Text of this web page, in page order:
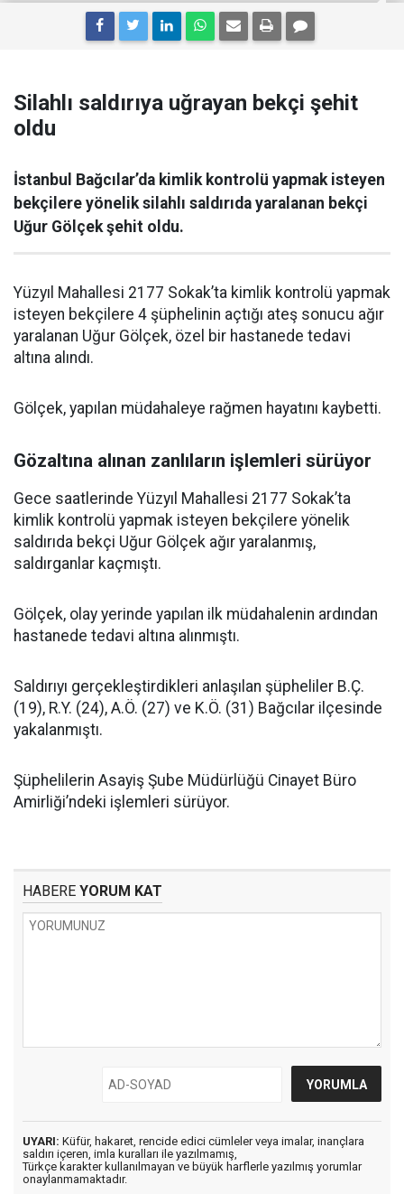
Silahlı saldırıya uğrayan bekçi şehit
oldu
İstanbul Bağcılar’da kimlik kontrolü yapmak isteyen
bekçilere yönelik silahlı saldırıda yaralanan bekçi
Uğur Gölçek şehit oldu.
Yüzyıl Mahallesi 2177 Sokak’ta kimlik kontrolü yapmak
isteyen bekçilere 4 şüphelinin açtığı ateş sonucu ağır
yaralanan Uğur Gölçek, özel bir hastanede tedavi
altına alındı.
Gölçek, yapılan müdahaleye rağmen hayatını kaybetti.
Gözaltına alınan zanlıların işlemleri sürüyor
Gece saatlerinde Yüzyıl Mahallesi 2177 Sokak’ta
kimlik kontrolü yapmak isteyen bekçilere yönelik
saldırıda bekçi Uğur Gölçek ağır yaralanmış,
saldırganlar kaçmıştı.
Gölçek, olay yerinde yapılan ilk müdahalenin ardından
hastanede tedavi altına alınmıştı.
Saldırıyı gerçekleştirdikleri anlaşılan şüpheliler B.Ç.
(19), R.Y. (24), A.Ö. (27) ve K.Ö. (31) Bağcılar ilçesinde
yakalanmıştı.
Şüphelilerin Asayiş Şube Müdürlüğü Cinayet Büro
Amirliği’ndeki işlemleri sürüyor.
HABERE YORUM KAT
UYARI: Küfür, hakaret, rencide edici cümleler veya imalar, inançlara
saldırı içeren, imla kuralları ile yazılmamış,
Türkçe karakter kullanılmayan ve büyük harflerle yazılmış yorumlar
onaylanmamaktadır.